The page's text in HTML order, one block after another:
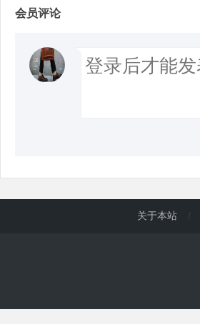
会员评论
关于本站 /